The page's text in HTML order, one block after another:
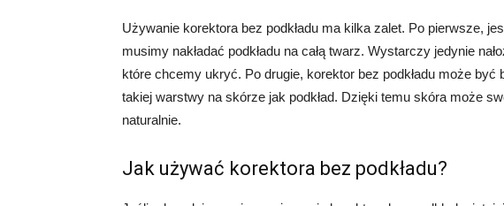
Używanie korektora bez podkładu ma kilka zalet. Po pierwsze,
musimy nakładać podkładu na całą twarz. Wystarczy jedynie
które chcemy ukryć. Po drugie, korektor bez podkładu może być
takiej warstwy na skórze jak podkład. Dzięki temu skóra może
naturalnie.
Jak używać korektora bez podkładu?